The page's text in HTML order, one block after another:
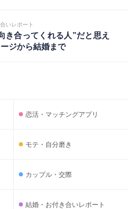
いレポート
き合ってくれる人”だと思え
ジから結婚まで
恋活・マッチングアプリ
モテ・自分磨き
カップル・交際
結婚・お付き合いレポート